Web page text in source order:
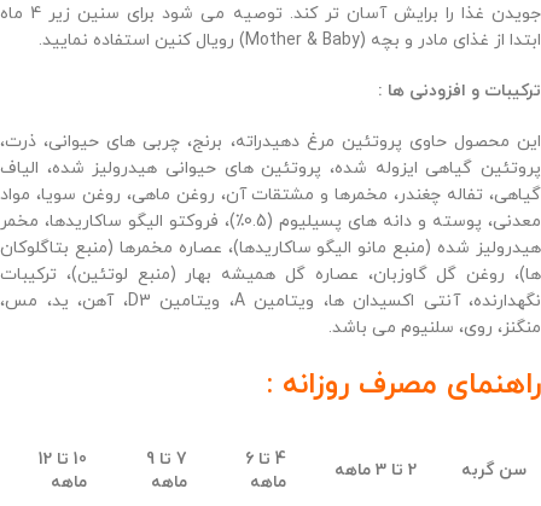
جویدن غذا را برایش آسان تر کند. توصیه می شود برای سنین زیر 4 ماه
ابتدا از غذای مادر و بچه (Mother & Baby) رویال کنین استفاده نمایید.
ترکیبات و افزودنی ها :
این محصول حاوی پروتئین مرغ دهیدراته، برنج، چربی های حیوانی، ذرت،
پروتئین گیاهی ایزوله شده، پروتئین های حیوانی هیدرولیز شده، الیاف
گیاهی، تفاله چغندر، مخمرها و مشتقات آن، روغن ماهی، روغن سویا، مواد
معدنی، پوسته و دانه های پسیلیوم (0.5٪)، فروکتو الیگو ساکاریدها، مخمر
هیدرولیز شده (منبع مانو الیگو ساکاریدها)، عصاره مخمرها (منبع بتاگلوکان
ها)، روغن گل گاوزبان، عصاره گل همیشه بهار (منبع لوتئین)، ترکیبات
نگهدارنده، آنتی اکسیدان ها، ویتامین A، ویتامین D3، آهن، ید، مس،
منگنز، روی، سلنیوم می باشد.
راهنمای مصرف روزانه :
سن گربه 2 تا 3 ماهه
4 تا 6
ماهه
7 تا 9
ماهه
10 تا 12
ماهه